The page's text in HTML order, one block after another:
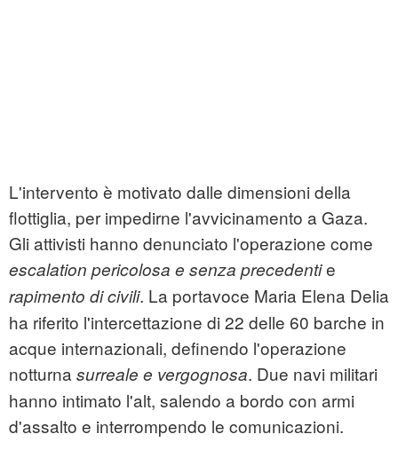
L'intervento è motivato dalle dimensioni della
flottiglia, per impedirne l'avvicinamento a Gaza.
Gli attivisti hanno denunciato l'operazione come
escalation pericolosa e senza precedentie
rapimento di civili. La portavoce Maria Elena Delia
ha riferito l'intercettazione di 22 delle 60 barche in
acque internazionali, definendo l'operazione
notturna surreale e vergognosa. Due navi militari
hanno intimato l'alt, salendo a bordo con armi
d'assalto e interrompendo le comunicazioni.